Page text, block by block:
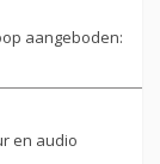
aangeboden:
en audio